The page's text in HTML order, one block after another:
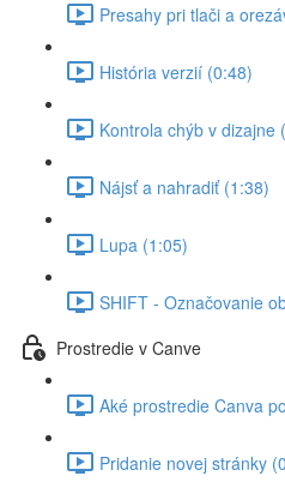
Presahy pri tlači a
História verzií (0:48)
Kontrola chýb v dizajne
Nájsť a nahradiť (1:38)
Lupa (1:05)
SHIFT - Označovanie
Prostredie v Canve
Aké prostredie Canva
Pridanie novej stránky